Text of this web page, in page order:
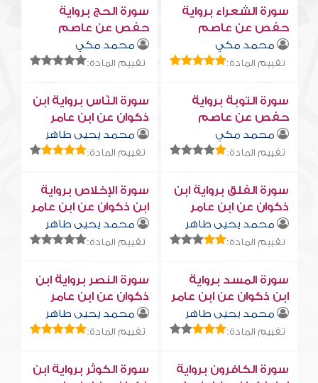
سورة الشعراء برواية
حفص عن عاصم
محمد مكي
تقييم المادة:
سورة الحج برواية
حفص عن عاصم
محمد مكي
تقييم المادة:
سورة التوبة برواية
حفص عن عاصم
محمد مكي
تقييم المادة:
سورة النّاس برواية ابن
ذكوان عن ابن عامر
محمد يحيى طاهر
تقييم المادة:
سورة الفلق برواية ابن
ذكوان عن ابن عامر
محمد يحيى طاهر
تقييم المادة:
سورة الإخلاص برواية
ابن ذكوان عن ابن عامر
محمد يحيى طاهر
تقييم المادة:
سورة المسد برواية
ابن ذكوان عن ابن عامر
محمد يحيى طاهر
تقييم المادة:
سورة النصر برواية ابن
ذكوان عن ابن عامر
محمد يحيى طاهر
تقييم المادة:
سورة الكافرون برواية
سورة الكوثر برواية ابن